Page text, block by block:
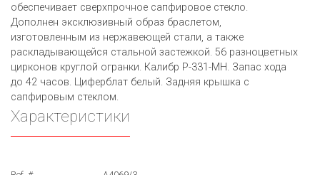
обеспечивает сверхпрочное сапфировое стекло.
Дополнен эксклюзивный образ браслетом,
изготовленным из нержавеющей стали, а также
раскладывающейся стальной застежкой. 56 разноцветных
цирконов круглой огранки. Калибр P-331-MH. Запас хода
до 42 часов. Циферблат белый. Задняя крышка с
сапфировым стеклом.
Характеристики